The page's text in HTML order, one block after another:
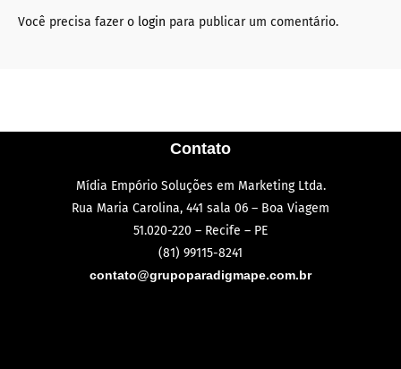
Você precisa fazer o login para publicar um comentário.
Contato
Mídia Empório Soluções em Marketing Ltda.
Rua Maria Carolina, 441 sala 06 – Boa Viagem
51.020-220 – Recife – PE
(81) 99115-8241
contato@grupoparadigmape.com.br